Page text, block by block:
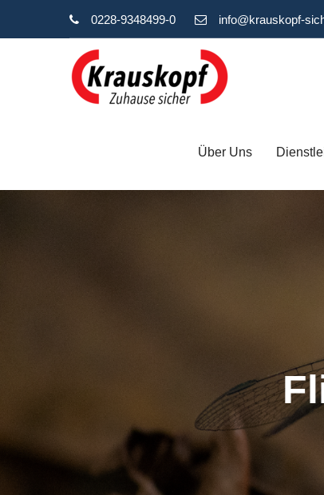
0228-9348499-0 info@krauskopf-
Über Uns